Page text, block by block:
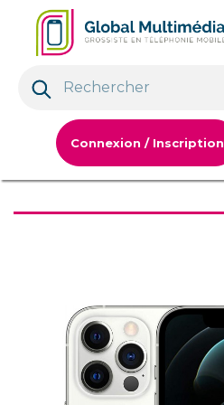
Connexion / Inscription